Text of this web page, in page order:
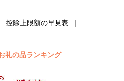
控除上限額の早見表
礼の品ランキング